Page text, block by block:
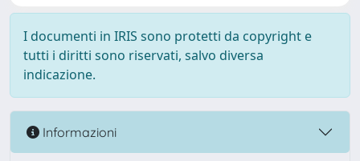
I documenti in IRIS sono protetti da copyright e
tutti i diritti sono riservati, salvo diversa
indicazione.
Informazioni